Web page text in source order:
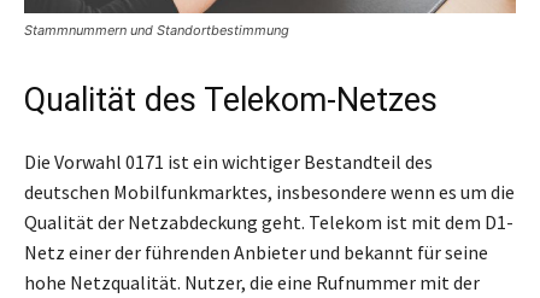
Stammnummern und Standortbestimmung
Qualität des Telekom-Netzes
Die Vorwahl 0171 ist ein wichtiger Bestandteil des
deutschen Mobilfunkmarktes, insbesondere wenn es um die
Qualität der Netzabdeckung geht. Telekom ist mit dem D1-
Netz einer der führenden Anbieter und bekannt für seine
hohe Netzqualität. Nutzer, die eine Rufnummer mit der